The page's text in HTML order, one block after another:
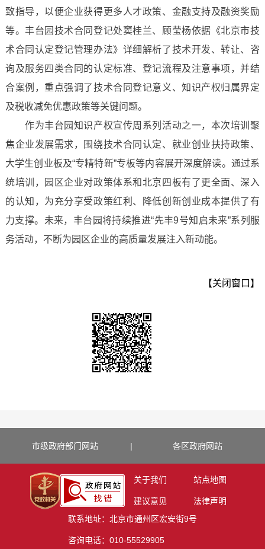
致指导，以便企业获得更多人才政策、金融支持及融资奖励
等。丰台园技术合同登记处窦桂兰、顾莹杨依据《北京市技
术合同认定登记管理办法》详细解析了技术开发、转让、咨
询及服务四类合同的认定标准、登记流程及注意事项，并结
合案例，重点强调了技术合同登记意义、知识产权归属界定
及税收减免优惠政策等关键问题。
作为丰台园知识产权宣传周系列活动之一，本次培训聚
焦企业发展需求，围绕技术合同认定、就业创业扶持政策、
大学生创业板及“专精特新”专板等内容展开深度解读。通过系
统培训，园区企业对政策体系和北京四板有了更全面、深入
的认知，为充分享受政策红利、降低创新创业成本提供了有
力支撑。未来，丰台园将持续推进“先丰9号知启未来”系列服
务活动，不断为园区企业的高质量发展注入新动能。
【关闭窗口】
市级政府部门网站 | 各区政府网站
关于我们 站点地图
建议意见
法律声明
联系地址：北京市通州区宏安街9号
咨询电话：010-55529905